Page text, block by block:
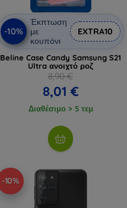
-10%
Έκπτωση
με
κουπόνι
EXTRA10
Beline Case Candy Samsung S21
Ultra ανοιχτό ροζ
8,90 €
8,01 €
Διαθέσιμο > 5 τεμ
-10%